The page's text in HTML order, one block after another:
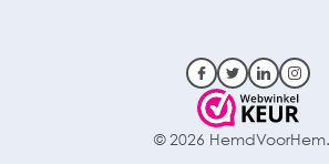
© 2026